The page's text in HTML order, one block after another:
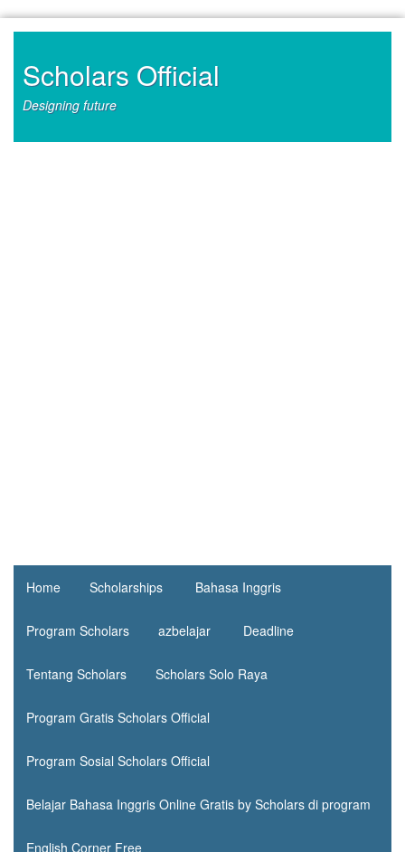
contentScholars Official
Designing future
Home Scholarships Bahasa Inggris
Program Scholars azbelajar Deadline
Tentang Scholars Scholars Solo Raya
Program Gratis Scholars Official
Program Sosial Scholars Official
Belajar Bahasa Inggris Online Gratis by Scholars di program
English Corner Free